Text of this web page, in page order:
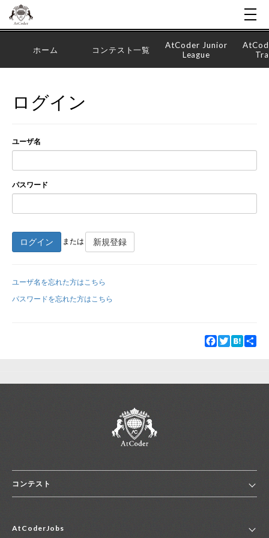
新規登録
ホーム コンテスト一覧
AtCoder Junior
League
ログイン
ユーザ名
パスワード
ログイン または 新規登録
ユーザ名を忘れた方はこちら
パスワードを忘れた方はこちら
Facebook
TwitterHatena
コンテスト
コンテスト一覧
AtCoderJobs